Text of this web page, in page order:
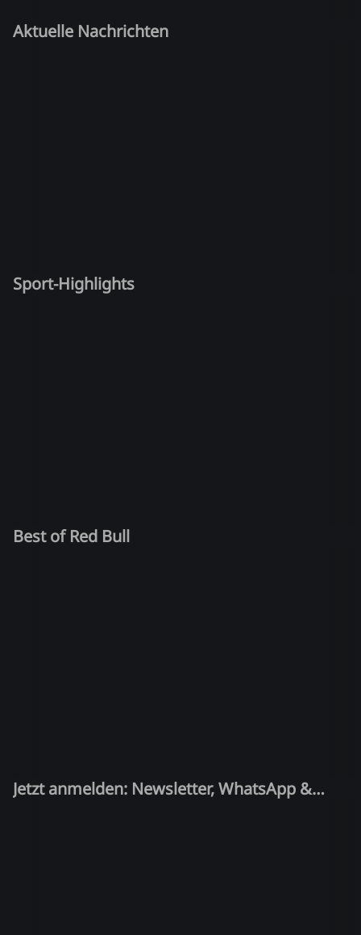
Aktuelle Nachrichten
Sport-Highlights
Best of Red Bull
Jetzt anmelden: Newsletter, WhatsApp &